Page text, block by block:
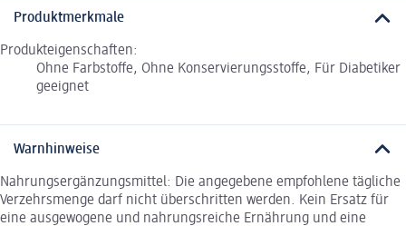
Produktmerkmale
Produkteigenschaften:
Ohne Farbstoffe, Ohne Konservierungsstoffe, Für Diabetiker
geeignet
Warnhinweise
Nahrungsergänzungsmittel: Die angegebene empfohlene tägliche
Verzehrsmenge darf nicht überschritten werden. Kein Ersatz für
eine ausgewogene und nahrungsreiche Ernährung und eine